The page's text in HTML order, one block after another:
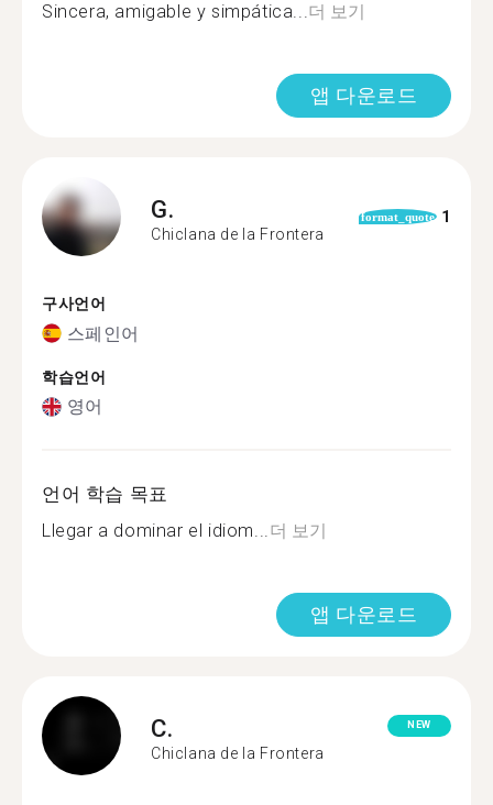
Sincera, amigable y simpática...더 보기
앱 다운로드
G.
Chiclana de la Frontera
format_quote 1
구사언어
스페인어
학습언어
영어
언어 학습 목표
Llegar a dominar el idiom...더 보기
앱 다운로드
C.
Chiclana de la Frontera
NEW